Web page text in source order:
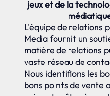
jeux et de la
L'équipe de relations
Media fournit un
matière de relations
vaste réseau de
Nous identifions les
bons points de vente